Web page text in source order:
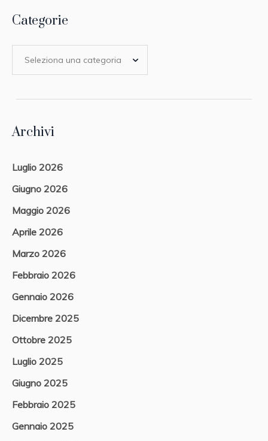
Categorie
Archivi
Luglio 2026
Giugno 2026
Maggio 2026
Aprile 2026
Marzo 2026
Febbraio 2026
Gennaio 2026
Dicembre 2025
Ottobre 2025
Luglio 2025
Giugno 2025
Febbraio 2025
Gennaio 2025